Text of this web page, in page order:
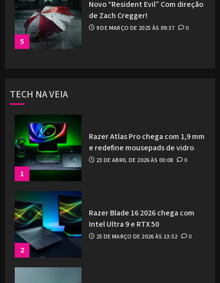
5
Novo “Resident Evil” Com direção
de Zach Cregger!
9 DE MARÇO DE 2025 ÀS 09:37 0
TECH NA VEIA
1
Razer Atlas Pro chega com 1,9 mm
e redefine mousepads de vidro
23 DE ABRIL DE 2026 ÀS 00:08 0
2
Razer Blade 16 2026 chega com
Intel Ultra 9 e RTX 50
25 DE MARÇO DE 2026 ÀS 13:52 0